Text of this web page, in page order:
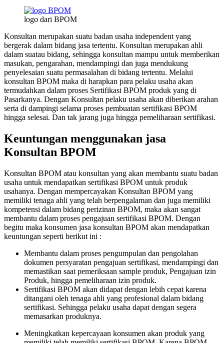
logo dari BPOM
Konsultan merupakan suatu badan usaha independent yang
bergerak dalam bidang jasa tertentu. Konsultan merupakan ahli
dalam suatau bidang, sehingga konsultan mampu untuk memberikan
masukan, pengarahan, mendampingi dan juga mendukung
penyelesaian suatu permasalahan di bidang tertentu. Melalui
konsultan BPOM maka di harapkan para pelaku usaha akan
termudahkan dalam proses Sertifikasi BPOM produk yang di
Pasarkanya. Dengan Konsultan pelaku usaha akan diberikan arahan
serta di dampingi selama proses pembuatan sertifikasi BPOM
hingga selesai. Dan tak jarang juga hingga pemeliharaan sertifikasi.
Keuntungan menggunakan jasa
Konsultan BPOM
Konsultan BPOM atau konsultan yang akan membantu suatu badan
usaha untuk mendapatkan sertifikasi BPOM untuk produk
usahanya. Dengan mempercayakan Konsultan BPOM yang
memiliki tenaga ahli yang telah berpengalaman dan juga memiliki
kompetensi dalam bidang perizinan BPOM, maka akan sangat
membantu dalam proses pengajuan sertifikasi BPOM. Dengan
begitu maka konsumen jasa konsultan BPOM akan mendapatkan
keuntungan seperti berikut ini :
Membantu dalam proses pengumpulan dan pengolahan
dokumen persyaratan pengajuan sertifikasi, mendampingi dan
memastikan saat pemeriksaan sample produk, Pengajuan izin
Produk, hingga pemeliharaan izin produk.
Sertifikasi BPOM akan didapat dengan lebih cepat karena
ditangani oleh tenaga ahli yang profesional dalam bidang
sertifikasi. Sehingga pelaku usaha dapat dengan segera
memasarkan produknya.
Meningkatkan kepercayaan konsumen akan produk yang